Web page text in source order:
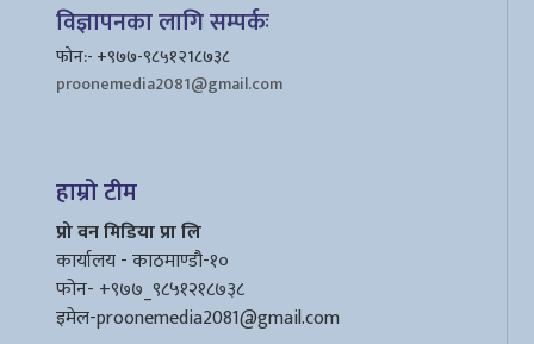
विज्ञापनका लागि सम्पर्कः
फोन:- +९७७-९८५१२1८७३८
proonemedia2081@gmail.com
हाम्रो टीम
प्रो वन मिडिया प्रा लि
कार्यालय - काठमाण्डौ-१०
फोन- +९७७_९८५१२१८७३८
इमेल-proonemedia2081@gmail.com